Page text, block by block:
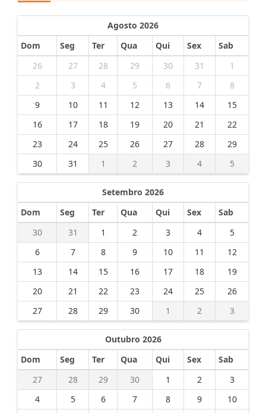
Agosto 2026
Dom
Seg Ter Qua Qui Sex
Sab
26
27 28 29 30 31
1
2
3 4 5 6 7
8
9
10 11 12 13 14
15
16
17 18 19 20 21
22
23
24 25 26 27 28
29
30
31 1 2 3 4 5
Setembro 2026
Dom
Seg Ter Qua Qui Sex
Sab
30
31 1 2 3 4
5
6
7 8 9 10 11
12
13
14 15 16 17 18
19
20
21 22 23 24 25
26
27
28 29 30 1 2 3
Outubro 2026
Dom
Seg Ter Qua Qui Sex
Sab
27
28 29 30 1 2
3
4
5 6 7 8 9
10